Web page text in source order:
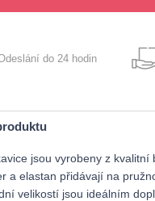
do 24 hodin
jsou vyrobeny z
a elastan přidávají na
velikostí jsou ideálním